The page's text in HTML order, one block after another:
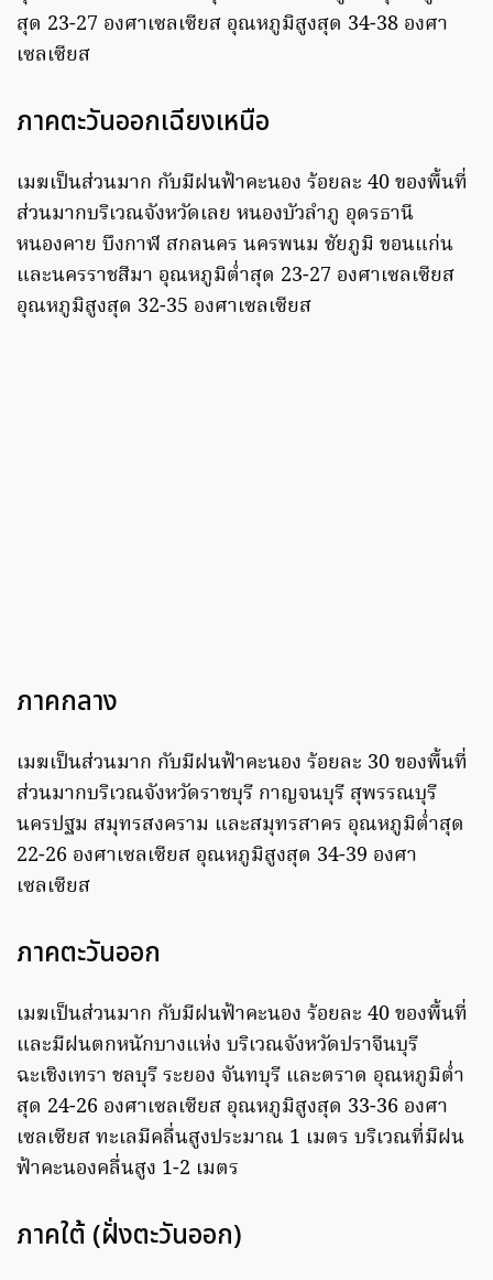
สุด 23-27 องศาเซลเซียส อุณหภูมิสูงสุด 34-38 องศา
เซลเซียส
ภาคตะวันออกเฉียงเหนือ
เมฆเป็นส่วนมาก กับมีฝนฟ้าคะนอง ร้อยละ 40 ของพื้นที่
ส่วนมากบริเวณจังหวัดเลย หนองบัวลำภู อุดรธานี
หนองคาย บึงกาฬ สกลนคร นครพนม ชัยภูมิ ขอนแก่น
และนครราชสีมา อุณหภูมิต่ำสุด 23-27 องศาเซลเซียส
อุณหภูมิสูงสุด 32-35 องศาเซลเซียส
ภาคกลาง
เมฆเป็นส่วนมาก กับมีฝนฟ้าคะนอง ร้อยละ 30 ของพื้นที่
ส่วนมากบริเวณจังหวัดราชบุรี กาญจนบุรี สุพรรณบุรี
นครปฐม สมุทรสงคราม และสมุทรสาคร อุณหภูมิต่ำสุด
22-26 องศาเซลเซียส อุณหภูมิสูงสุด 34-39 องศา
เซลเซียส
ภาคตะวันออก
เมฆเป็นส่วนมาก กับมีฝนฟ้าคะนอง ร้อยละ 40 ของพื้นที่
และมีฝนตกหนักบางแห่ง บริเวณจังหวัดปราจีนบุรี
ฉะเชิงเทรา ชลบุรี ระยอง จันทบุรี และตราด อุณหภูมิต่ำ
สุด 24-26 องศาเซลเซียส อุณหภูมิสูงสุด 33-36 องศา
เซลเซียส ทะเลมีคลื่นสูงประมาณ 1 เมตร บริเวณที่มีฝน
ฟ้าคะนองคลื่นสูง 1-2 เมตร
ภาคใต้ (ฝั่งตะวันออก)